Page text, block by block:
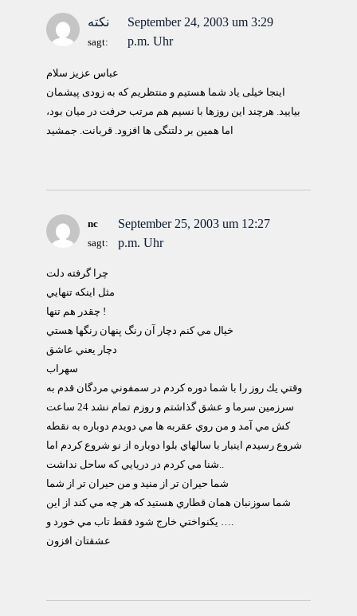
نکته
sagt:
September 24, 2003 um 3:29
p.m. Uhr
عباس عزيز سلام
اينجا خيلی ياد شما هستيم و منتظريم که به زودی پيشمان
بياييد. هرچند اين روزها با نسيم هم مرتب حرفت در ميان بود،
اما همين بر دلتنگی ها افزود. قربانت. جمشيد
nc
sagt:
September 25, 2003 um 12:27
p.m. Uhr
چرا گرفته دلت
مثل اينكه تنهايي
چقدر هم تنها !
خيال مي كنم دچار آن رنگ پنهان رنگها هستي
دچار يعني عاشق
سهراب
وقتي يك روز را با شما دوره كردم در سمفوني مردگان قدم به
سرزمين سرما و عشق گذاشتم و روزم تمام نشد 24 ساعت
كش مي آمد و من روي عقربه ها مي دويدم دوباره به نقطه
شروع رسيدم اينبار با سالهاي بلوا دوباره از نو شروع كردم اما
شنا مي كردم در دريايي كه ساحل نداشت..
شما حيران تر از منيد و من حيران تر از شما
شما سوزنبان همان قطاري هستيد كه هر چه مي كند از اين
يكنواختي خارج شود فقط تاب مي خورد و ….
عشقتان افزون